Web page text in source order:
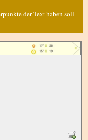
der Text haben soll